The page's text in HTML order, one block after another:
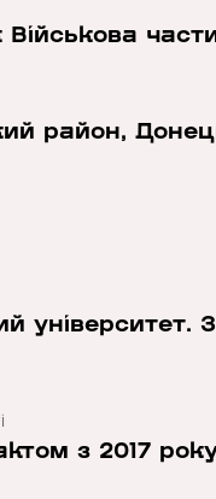
Військова
район,
університет.
з 2017